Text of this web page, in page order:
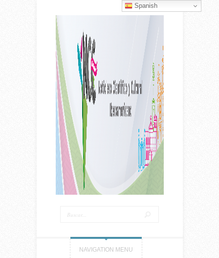
NAVIGATION MENU
Spanish